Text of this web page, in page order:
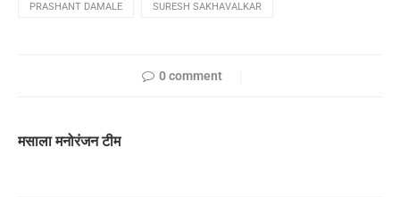
PRASHANT DAMALE SURESH SAKHAVALKAR
0 comment
मसाला मनोरंजन टीम